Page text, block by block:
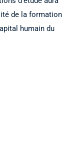
de la formation
humain du